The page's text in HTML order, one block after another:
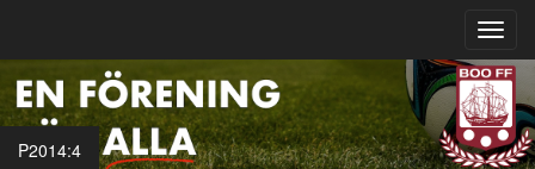
P2014:4